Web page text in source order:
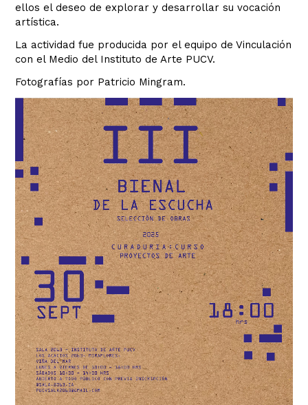
ellos el deseo de explorar y desarrollar su vocación
artística.
La actividad fue producida por el equipo de Vinculación
con el Medio del Instituto de Arte PUCV.
Fotografías por Patricio Mingram.